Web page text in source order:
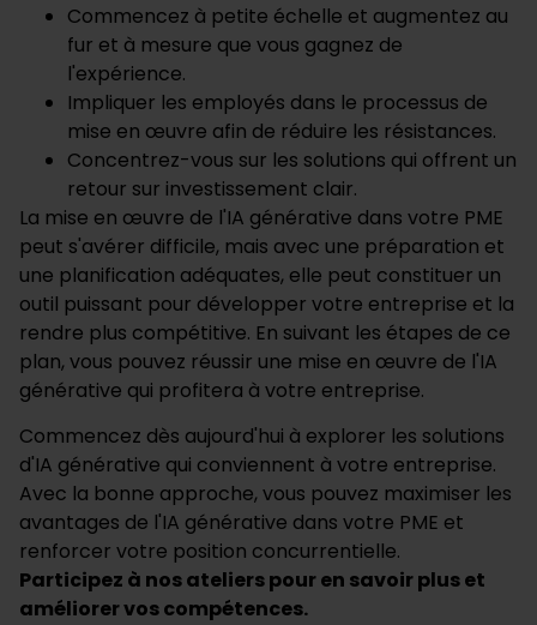
Commencez à petite échelle et augmentez au
fur et à mesure que vous gagnez de
l'expérience.
Impliquer les employés dans le processus de
mise en œuvre afin de réduire les résistances.
Concentrez-vous sur les solutions qui offrent un
retour sur investissement clair.
La mise en œuvre de l'IA générative dans votre PME
peut s'avérer difficile, mais avec une préparation et
une planification adéquates, elle peut constituer un
outil puissant pour développer votre entreprise et la
rendre plus compétitive. En suivant les étapes de ce
plan, vous pouvez réussir une mise en œuvre de l'IA
générative qui profitera à votre entreprise.
Commencez dès aujourd'hui à explorer les solutions
d'IA générative qui conviennent à votre entreprise.
Avec la bonne approche, vous pouvez maximiser les
avantages de l'IA générative dans votre PME et
renforcer votre position concurrentielle.
Participez à nos ateliers pour en savoir plus et
améliorer vos compétences.